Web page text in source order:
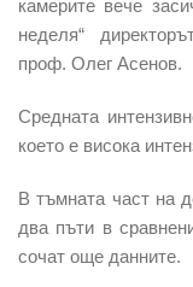
камерите вече
неделя“
проф. Олег Асенов.
Средната
което е висока
В тъмната част на
два пъти в
сочат още данните.